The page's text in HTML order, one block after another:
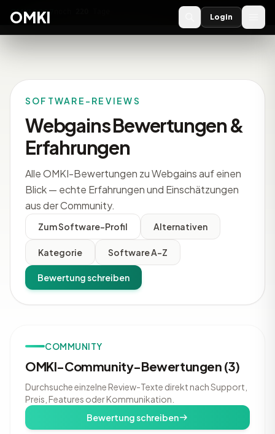
OMKI 2027
OMKI Login
SOFTWARE-REVIEWS
Webgains Bewertungen &
Erfahrungen
Alle OMKI-Bewertungen zu Webgains auf einen
Blick — echte Erfahrungen und Einschätzungen
aus der Community.
Zum Software-Profil Alternativen
Kategorie Software A-Z
Bewertung schreiben
COMMUNITY
OMKI-Community-Bewertungen (3)
Durchsuche einzelne Review-Texte direkt nach Support,
Preis, Features oder Kommunikation.
Bewertung schreiben